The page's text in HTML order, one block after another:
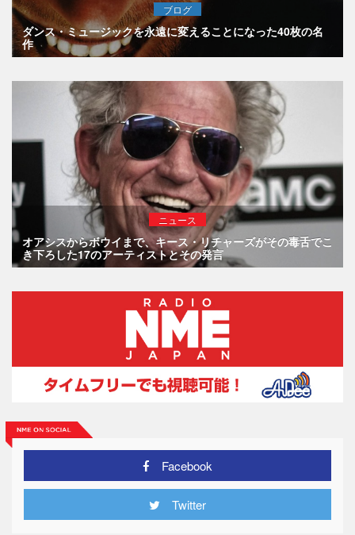
ブログ
ダンス・ミュージックを永遠に変えることになった40枚の名
作
ニュース
オアシスからボウイまで、キース・リチャーズがその毒舌でこ
き下ろした17のアーティストとその発言
Facebook
Twitter